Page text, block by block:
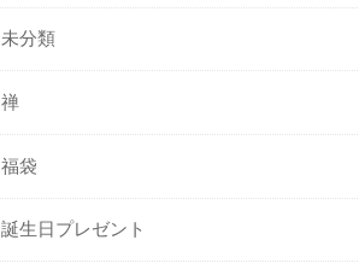
未分類
禅
福袋
誕生日プレゼント